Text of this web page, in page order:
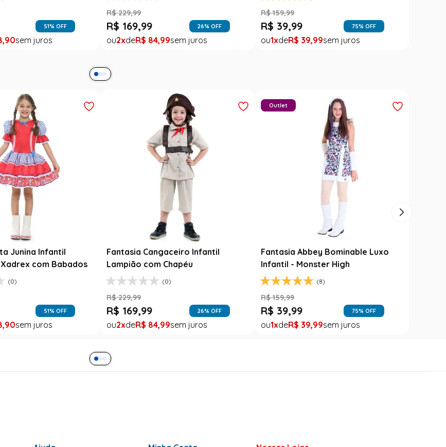
51% OFF
,90
R$ 229,99
R$ 169,99 26% OFF
2 R$ 84,99
R$ 159,99
R$ 39,99 75% OFF
1 R$ 39,99
Junina Infantil
com Babados
(0)
51% OFF
,90
Fantasia Cangaceiro Infantil
Lampião com Chapéu
(0)
R$ 229,99
R$ 169,99 26% OFF
2 R$ 84,99
Fantasia Abbey Bominable Luxo
Infantil - Monster High
(8)
Outlet
R$ 159,99
R$ 39,99 75% OFF
1 R$ 39,99